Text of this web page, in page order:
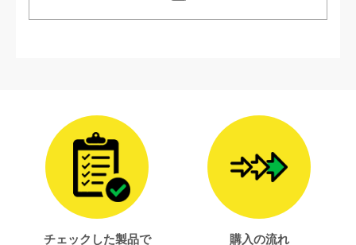
チェックした製品で
購入の流れ